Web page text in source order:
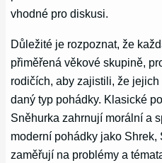
vhodné pro diskusi.
Důležité je rozpoznat, že
přiměřená věkové skupině,
rodičích, aby zajistili, že
daný typ pohádky. Klasické
Sněhurka zahrnují morální a
moderní pohádky jako
zaměřují na problémy a